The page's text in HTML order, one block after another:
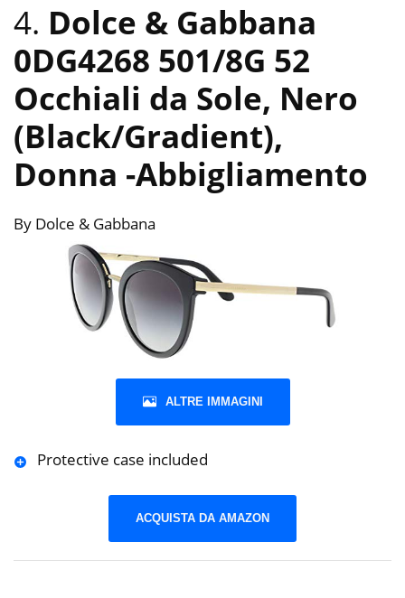
4. Dolce & Gabbana
0DG4268 501/8G 52
Occhiali da Sole, Nero
(Black/Gradient),
Donna -Abbigliamento
By Dolce & Gabbana
ALTRE IMMAGINI
Protective case included
ACQUISTA DA AMAZON